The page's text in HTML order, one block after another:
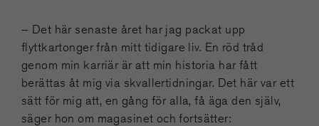
– Det här senaste året har jag packat upp
flyttkartonger från mitt tidigare liv. En röd tråd
genom min karriär är att min historia har fått
berättas åt mig via skvallertidningar. Det här var ett
sätt för mig att, en gång för alla, få äga den själv,
säger hon om magasinet och fortsätter: